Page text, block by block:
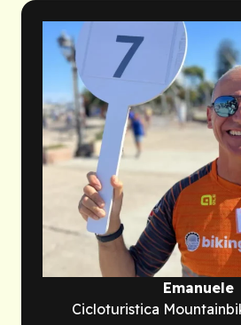
Emanuele
Cicloturistica